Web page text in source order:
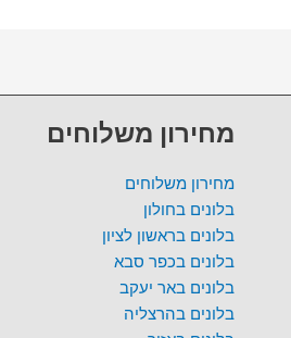
מחירון משלוחים
מחירון משלוחים
בלונים בחולון
בלונים בראשון לציון
בלונים בכפר סבא
בלונים באר יעקב
בלונים בהרצליה